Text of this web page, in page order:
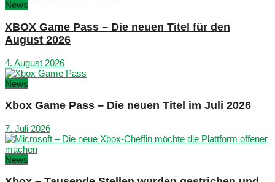
News
XBOX Game Pass – Die neuen Titel für den
August 2026
4. August 2026
News
Xbox Game Pass – Die neuen Titel im Juli 2026
7. Juli 2026
News